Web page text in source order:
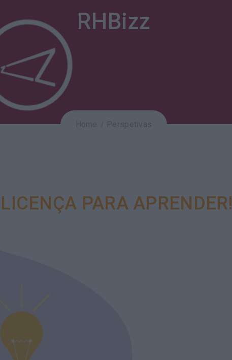
RHBizz
PARA APRENDER!